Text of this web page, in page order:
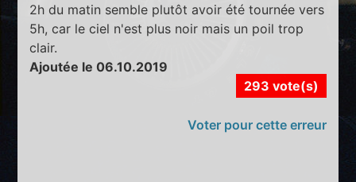
2h du matin semble plutôt avoir été tournée vers
5h, car le ciel n'est plus noir mais un poil trop
clair.
Ajoutée le 06.10.2019
293 vote(s)
Voter pour cette erreur